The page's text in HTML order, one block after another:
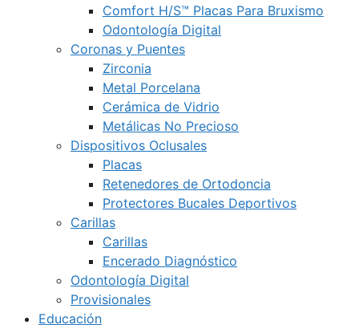
Comfort H/S™ Placas Para Bruxismo
Odontología Digital
Coronas y Puentes
Zirconia
Metal Porcelana
Cerámica de Vidrio
Metálicas No Precioso
Dispositivos Oclusales
Placas
Retenedores de Ortodoncia
Protectores Bucales Deportivos
Carillas
Carillas
Encerado Diagnóstico
Odontología Digital
Provisionales
Educación